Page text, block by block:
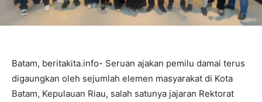
Batam, beritakita.info- Seruan ajakan pemilu damai terus
digaungkan oleh sejumlah elemen masyarakat di Kota
Batam, Kepulauan Riau, salah satunya jajaran Rektorat